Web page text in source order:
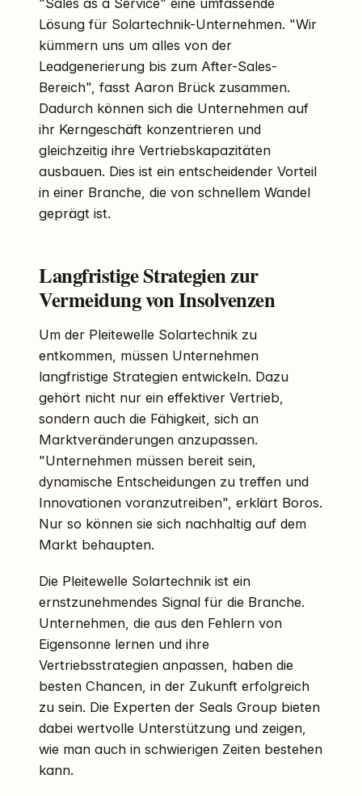
Lösung für Solartechnik-Unternehmen. "Wir
kümmern uns um alles von der
Leadgenerierung bis zum After-Sales-
Bereich", fasst Aaron Brück zusammen.
Dadurch können sich die Unternehmen auf
ihr Kerngeschäft konzentrieren und
gleichzeitig ihre Vertriebskapazitäten
ausbauen. Dies ist ein entscheidender Vorteil
in einer Branche, die von schnellem Wandel
geprägt ist.
Langfristige Strategien zur
Vermeidung von Insolvenzen
Um der Pleitewelle Solartechnik zu
entkommen, müssen Unternehmen
langfristige Strategien entwickeln. Dazu
gehört nicht nur ein effektiver Vertrieb,
sondern auch die Fähigkeit, sich an
Marktveränderungen anzupassen.
"Unternehmen müssen bereit sein,
dynamische Entscheidungen zu treffen und
Innovationen voranzutreiben", erklärt Boros.
Nur so können sie sich nachhaltig auf dem
Markt behaupten.
Die Pleitewelle Solartechnik ist ein
ernstzunehmendes Signal für die Branche.
Unternehmen, die aus den Fehlern von
Eigensonne lernen und ihre
Vertriebsstrategien anpassen, haben die
besten Chancen, in der Zukunft erfolgreich
zu sein. Die Experten der Seals Group bieten
dabei wertvolle Unterstützung und zeigen,
wie man auch in schwierigen Zeiten bestehen
kann.